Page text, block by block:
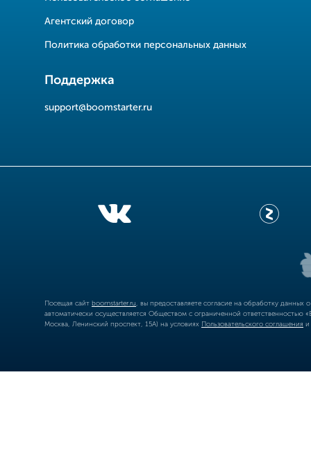
Агентский договор
Политика обработки персональных данных
Поддержка
support@boomstarter.ru
Посещая сайт boomstarter.ru , вы предоставляете согласие на обработку
автоматически осуществляется Обществом с ограниченной
Москва, Ленинский проспект, 15А) на условиях Пользовательского соглашения и